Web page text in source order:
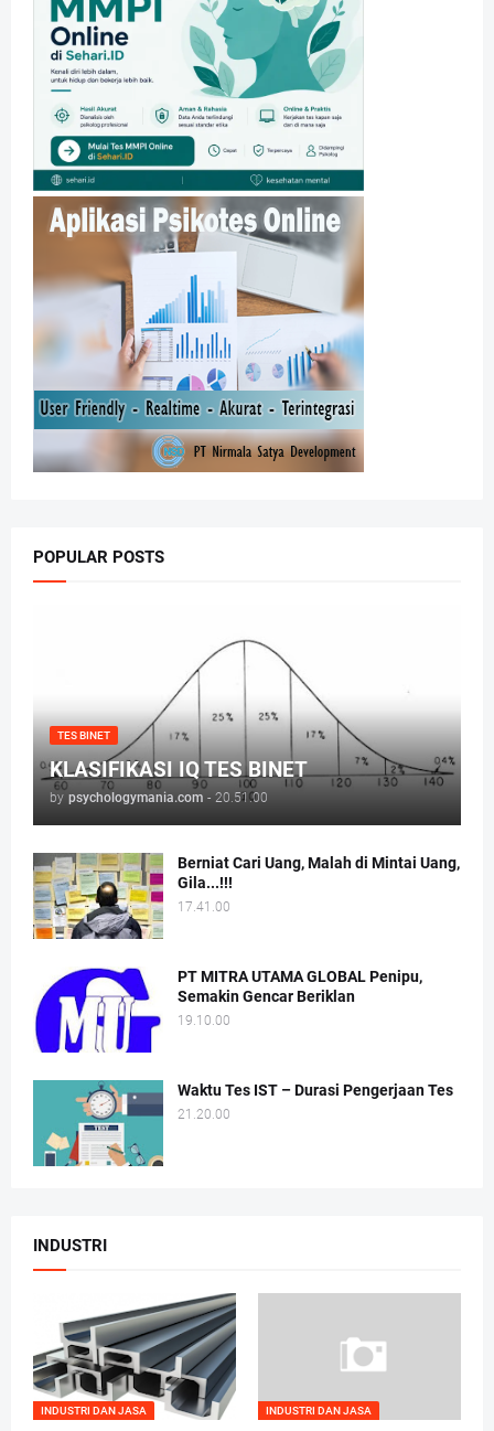
POPULAR POSTS
TES BINET
KLASIFIKASI IQ TES BINET
by psychologymania.com - 20.51.00
Berniat Cari Uang, Malah di Mintai Uang,
Gila...!!!
17.41.00
PT MITRA UTAMA GLOBAL Penipu,
Semakin Gencar Beriklan
19.10.00
Waktu Tes IST – Durasi Pengerjaan Tes
21.20.00
INDUSTRI
INDUSTRI DAN JASA INDUSTRI DAN JASA